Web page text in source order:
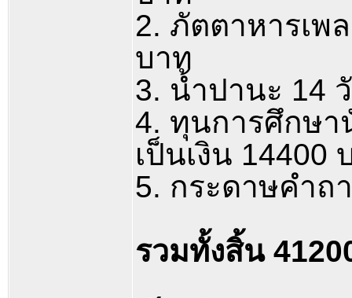
2. ภัตตาหารเพ
บาท
3. น้ำปานะ 14
4. ทุนการศึกษา
เป็นเงิน 14400
5. กระดาษคำถ
รวมทั้งสิ้น